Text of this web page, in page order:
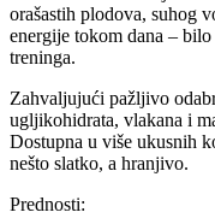
orašastih plodova, suhog
energije tokom dana –
treninga.
Zahvaljujući pažljivo
ugljikohidrata, vlakana i
Dostupna u više ukusnih
nešto slatko, a hranjivo.
Prednosti: